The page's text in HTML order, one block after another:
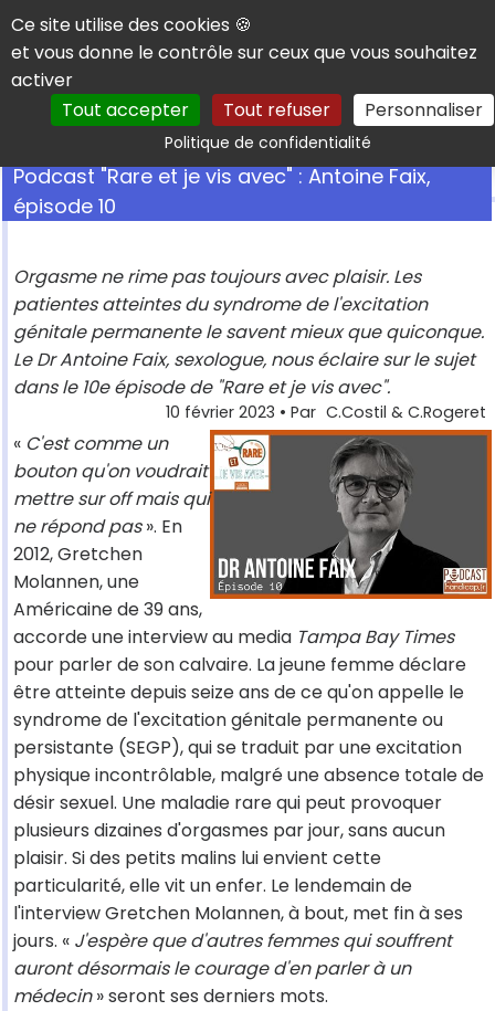
Panneau de gestion des cookies
Ce site utilise des cookies 🍪
et vous donne le contrôle sur ceux que vous souhaitez
activer
Tout accepter
Tout refuser Personnaliser
Politique de confidentialitéRechercher
Podcast "Rare et je vis avec" : Antoine Faix,
épisode 10
Orgasme ne rime pas toujours avec plaisir. Les
patientes atteintes du syndrome de l'excitation
génitale permanente le savent mieux que quiconque.
Le Dr Antoine Faix, sexologue, nous éclaire sur le sujet
dans le 10e épisode de "Rare et je vis avec".
10 février 2023 • Par C.Costil & C.Rogeret
« C'est comme un
bouton qu'on voudrait
mettre sur off mais qui
ne répond pas». En
2012, Gretchen
Molannen, une
Américaine de 39 ans,
accorde une interview au media Tampa Bay Times
pour parler de son calvaire. La jeune femme déclare
être atteinte depuis seize ans de ce qu'on appelle le
syndrome de l'excitation génitale permanente ou
persistante (SEGP), qui se traduit par une excitation
physique incontrôlable, malgré une absence totale de
désir sexuel. Une maladie rare qui peut provoquer
plusieurs dizaines d'orgasmes par jour, sans aucun
plaisir. Si des petits malins lui envient cette
particularité, elle vit un enfer. Le lendemain de
l'interview Gretchen Molannen, à bout, met fin à ses
jours. « J'espère que d'autres femmes qui souffrent
auront désormais le courage d'en parler à un
médecin» seront ses derniers mots.